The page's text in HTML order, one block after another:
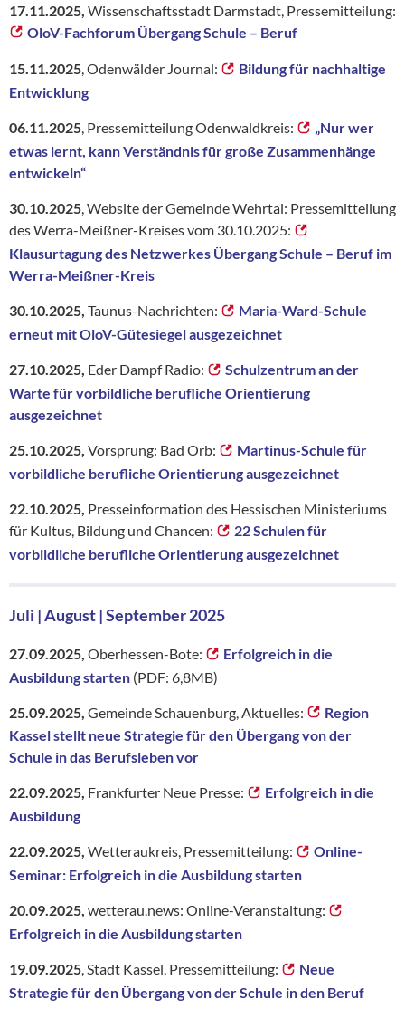
17.11.2025, Wissenschaftsstadt Darmstadt, Pressemitteilung:
OloV-Fachforum Übergang Schule – Beruf
15.11.2025, Odenwälder Journal:
Bildung für nachhaltige
Entwicklung
06.11.2025, Pressemitteilung Odenwaldkreis:
„Nur wer
etwas lernt, kann Verständnis für große Zusammenhänge
entwickeln“
30.10.2025, Website der Gemeinde Wehrtal: Pressemitteilung
des Werra-Meißner-Kreises vom 30.10.2025:
Klausurtagung des Netzwerkes Übergang Schule – Beruf im
Werra-Meißner-Kreis
30.10.2025, Taunus-Nachrichten:
Maria-Ward-Schule
erneut mit OloV-Gütesiegel ausgezeichnet
27.10.2025, Eder Dampf Radio:
Schulzentrum an der
Warte für vorbildliche berufliche Orientierung
ausgezeichnet
25.10.2025, Vorsprung: Bad Orb:
Martinus-Schule für
vorbildliche berufliche Orientierung ausgezeichnet
22.10.2025, Presseinformation des Hessischen Ministeriums
für Kultus, Bildung und Chancen:
22 Schulen für
vorbildliche berufliche Orientierung ausgezeichnet
Juli | August | September 2025
27.09.2025, Oberhessen-Bote:
Erfolgreich in die
Ausbildung starten (PDF: 6,8MB)
25.09.2025, Gemeinde Schauenburg, Aktuelles:
Region
Kassel stellt neue Strategie für den Übergang von der
Schule in das Berufsleben vor
22.09.2025, Frankfurter Neue Presse:
Erfolgreich in die
Ausbildung
22.09.2025, Wetteraukreis, Pressemitteilung:
Online-
Seminar: Erfolgreich in die Ausbildung starten
20.09.2025, wetterau.news: Online-Veranstaltung:
Erfolgreich in die Ausbildung starten
19.09.2025, Stadt Kassel, Pressemitteilung:
Neue
Strategie für den Übergang von der Schule in den Beruf